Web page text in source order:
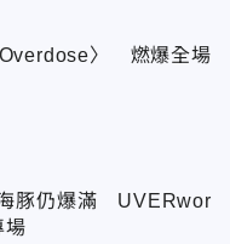
〉 燃爆全場
豚仍爆滿 UVERwor
場